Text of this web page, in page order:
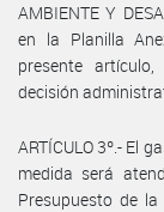
AMBIENTE Y
en la Planilla
presente
decisión
ARTÍCULO 3º.- El
medida será
Presupuesto de la